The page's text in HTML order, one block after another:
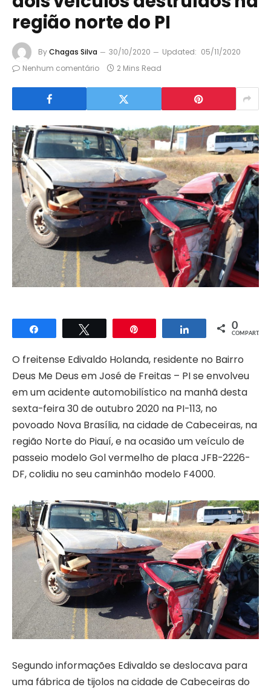
região norte do PI
ByChagas Silva 30/10/2020 Updated: 05/11/2020
Nenhum comentário
2 Mins Read
Compartilhar Compartilhar
0
COMPART.
O freitense Edivaldo Holanda, residente no Bairro
Deus Me Deus em José de Freitas – PI se envolveu
em um acidente automobilístico na manhã desta
sexta-feira 30 de outubro 2020 na PI-113, no
povoado Nova Brasília, na cidade de Cabeceiras, na
região Norte do Piauí, e na ocasião um veículo de
passeio modelo Gol vermelho de placa JFB-2226-
DF, colidiu no seu caminhão modelo F4000.
Segundo informações Edivaldo se deslocava para
uma fábrica de tijolos na cidade de Cabeceiras do